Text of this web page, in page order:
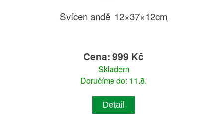
Svícen anděl 12×37×12cm
Cena: 999 Kč
Skladem
Doručíme do: 11.8.
Detail